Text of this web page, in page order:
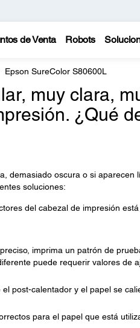
de Venta Robots
Epson SureColor S80600L
muy clara,
¿Qué
demasiado oscura o si aparecen
soluciones:
del cabezal de impresión está
imprima un patrón de
puede requerir valores de
post-calentador y el papel se
para el papel que está